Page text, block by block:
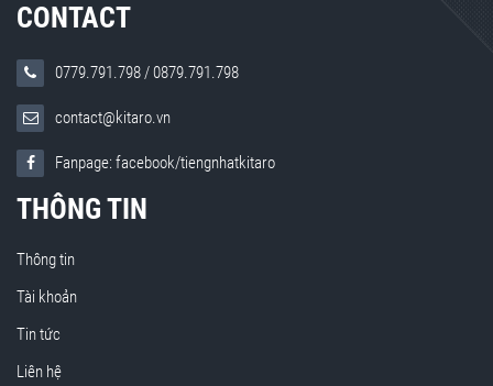
CONTACT
0779.791.798/0879.791.798
contact@kitaro.vn
Fanpage: facebook/tiengnhatkitaro
THÔNG TIN
Thông tin
Tài khoản
Tin tức
Liên hệ